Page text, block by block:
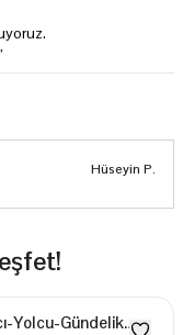
Hüseyin P.
Yolcu-Gündelik